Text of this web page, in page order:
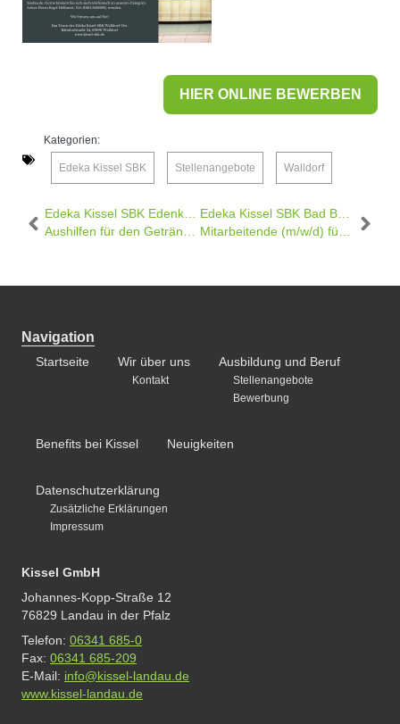
HIER ONLINE BEWERBEN
Kategorien:
Edeka Kissel SBK Stellenangebote Walldorf
Edeka Kissel SBK Edenkoben –
Aushilfen für den Getränkeshop (m/w/d)
Edeka Kissel SBK Bad Bergzabern-
Mitarbeitende (m/w/d) für den Bereich Kasse/Markt
Navigation
Startseite Wir über uns
Kontakt
Ausbildung und Beruf
Stellenangebote
Bewerbung
Benefits bei Kissel Neuigkeiten
Datenschutzerklärung
Zusätzliche Erklärungen
Impressum
Kissel GmbH
Johannes-Kopp-Straße 12
76829 Landau in der Pfalz
Telefon: 06341 685-0
Fax: 06341 685-209
E-Mail: info@kissel-landau.de
www.kissel-landau.de